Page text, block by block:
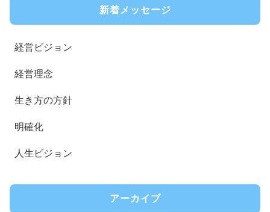
新着メッセージ
経営ビジョン
経営理念
生き方の方針
明確化
人生ビジョン
アーカイブ